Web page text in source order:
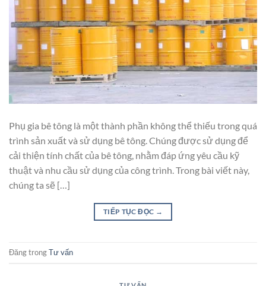
Phụ gia bê tông là một thành phần không thể thiếu trong quá
trình sản xuất và sử dụng bê tông. Chúng được sử dụng để
cải thiện tính chất của bê tông, nhằm đáp ứng yêu cầu kỹ
thuật và nhu cầu sử dụng của công trình. Trong bài viết này,
chúng ta sẽ […]
TIẾP TỤC ĐỌC →
Đăng trongTư vấn